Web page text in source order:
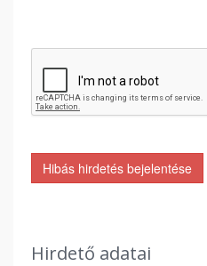
Hibás hirdetés bejelentése
Hirdető adatai